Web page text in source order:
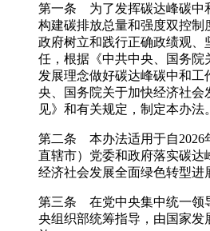
第一条 为了发挥碳达峰碳中
构建碳排放总量和强度双控制
政府树立和践行正确政绩观、
任，根据《中共中央、国务院
发展理念做好碳达峰碳中和工
央、国务院关于加快经济社会
见》和有关规定，制定本办法。
第二条 本办法适用于自2026
直辖市）党委和政府落实碳达
经济社会发展全面绿色转型进
第三条 在党中央集中统一领
央组织部统筹指导，由国家发